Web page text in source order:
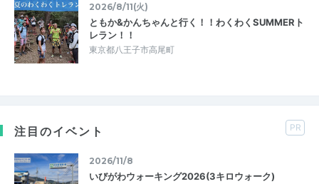
2026/8/11(火)
ともか&かんちゃんと行く！！わくわくSUMMERト
レラン！！
東京都八王子市高尾町
注目のイベント PR
2026/11/8
いびがわウォーキング2026(3キロウォーク)